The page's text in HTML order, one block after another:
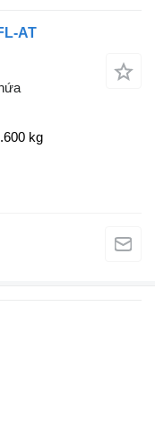
AT
kg